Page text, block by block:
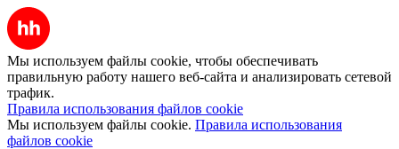
Мы используем файлы cookie, чтобы обеспечивать
правильную работу нашего веб-сайта и анализировать сетевой
трафик.
Правила использования файлов cookie
Мы используем файлы cookie. Правила использования
файлов cookie